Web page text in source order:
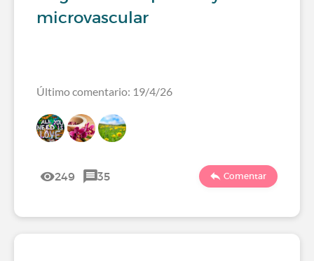
microvascular
Último comentario: 19/4/26
249 35 Comentar